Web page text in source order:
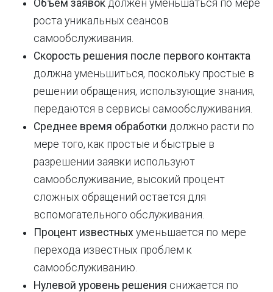
Объем заявок должен уменьшаться по мере
роста уникальных сеансов
самообслуживания.
Скорость решения после первого контакта
должна уменьшиться, поскольку простые в
решении обращения, использующие знания,
передаются в сервисы самообслуживания.
Среднее время обработки должно расти по
мере того, как простые и быстрые в
разрешении заявки используют
самообслуживание, высокий процент
сложных обращений остается для
вспомогательного обслуживания.
Процент известных уменьшается по мере
перехода известных проблем к
самообслуживанию.
Нулевой уровень решения снижается по